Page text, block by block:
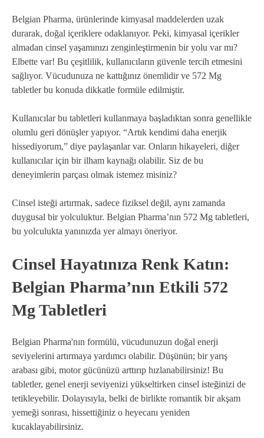
Belgian Pharma, ürünlerinde kimyasal maddelerden uzak
durarak, doğal içeriklere odaklanıyor. Peki, kimyasal içerikler
almadan cinsel yaşamınızı zenginleştirmenin bir yolu var mı?
Elbette var! Bu çeşitlilik, kullanıcıların güvenle tercih etmesini
sağlıyor. Vücudunuza ne kattığınız önemlidir ve 572 Mg
tabletler bu konuda dikkatle formüle edilmiştir.
Kullanıcılar bu tabletleri kullanmaya başladıktan sonra genellikle
olumlu geri dönüşler yapıyor. “Artık kendimi daha enerjik
hissediyorum,” diye paylaşanlar var. Onların hikayeleri, diğer
kullanıcılar için bir ilham kaynağı olabilir. Siz de bu
deneyimlerin parçası olmak istemez misiniz?
Cinsel isteği artırmak, sadece fiziksel değil, aynı zamanda
duygusal bir yolculuktur. Belgian Pharma’nın 572 Mg tabletleri,
bu yolculukta yanınızda yer almayı öneriyor.
Cinsel Hayatınıza Renk Katın:
Belgian Pharma’nın Etkili 572
Mg Tabletleri
Belgian Pharma'nın formülü, vücudunuzun doğal enerji
seviyelerini artırmaya yardımcı olabilir. Düşünün; bir yarış
arabası gibi, motor gücünüzü arttırıp hızlanabilirsiniz! Bu
tabletler, genel enerji seviyenizi yükseltirken cinsel isteğinizi de
tetikleyebilir. Dolayısıyla, belki de birlikte romantik bir akşam
yemeği sonrası, hissettiğiniz o heyecanı yeniden
kucaklayabilirsiniz.